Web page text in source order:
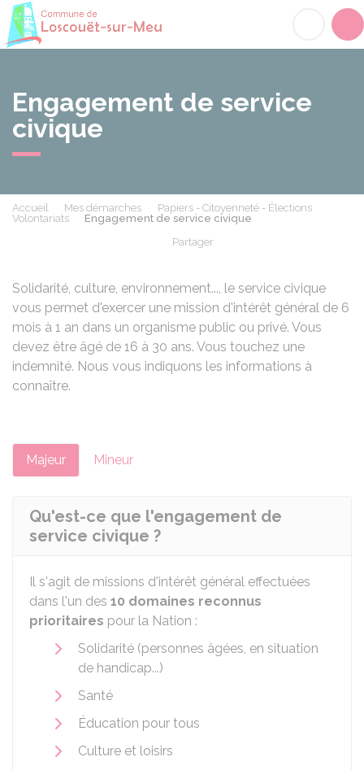
Engagement de service
civique
Accueil Mes démarches
Papiers - Citoyenneté - Élections
Volontariats
Engagement de service civique
Partager
Solidarité, culture, environnement..., le service civique
vous permet d'exercer une mission d'intérêt général de 6
mois à 1 an dans un organisme public ou privé. Vous
devez être âgé de 16 à 30 ans. Vous touchez une
indemnité. Nous vous indiquons les informations à
connaître.
Majeur Mineur
Qu'est-ce que l'engagement de
service civique ?
Il s'agit de missions d'intérêt général effectuées
dans l'un des 10 domaines reconnus
prioritaires pour la Nation :
Solidarité (personnes âgées, en situation
de handicap...)
Santé
Éducation pour tous
Culture et loisirs